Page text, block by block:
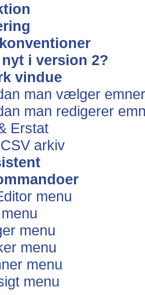
i version 2?
vindue
man vælger
man redigerer
Erstat
arkiv
menu
menu
menu
menu
menu